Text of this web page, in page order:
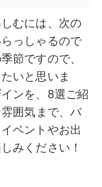
むには、次の
っしゃるので
節ですので、
いと思いま
ンを、8選ご紹
囲気まで、バ
ベントやお出
みください！